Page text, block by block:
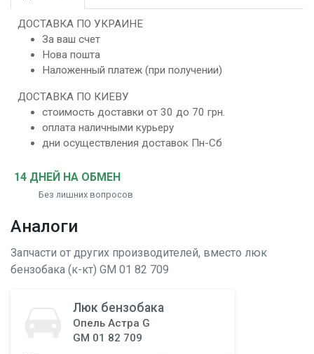
ДОСТАВКА ПО УКРАИНЕ
За ваш счет
Нова пошта
Наложенный платеж (при получении)
ДОСТАВКА ПО КИЕВУ
стоимость доставки от 30 до 70 грн.
оплата наличными курьеру
дни осуществления доставок Пн-Сб
14 ДНЕЙ НА ОБМЕН
Без лишних вопросов
Аналоги
Запчасти от других производителей, вместо люк
бензобака (к-кт) GM 01 82 709
Люк бензобака
Опель Астра G
GM 01 82 709